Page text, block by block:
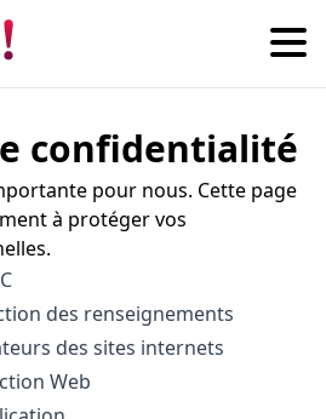
confidentialité
pour nous. Cette page
à protéger vos
des renseignements
des sites internets
Web